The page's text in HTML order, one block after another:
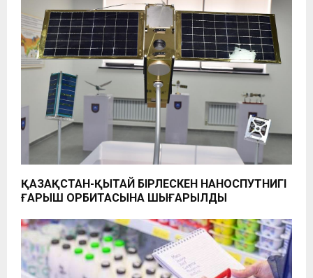
ҚАЗАҚСТАН-ҚЫТАЙ БІРЛЕСКЕН НАНОСПУТНИГІ
ҒАРЫШ ОРБИТАСЫНА ШЫҒАРЫЛДЫ